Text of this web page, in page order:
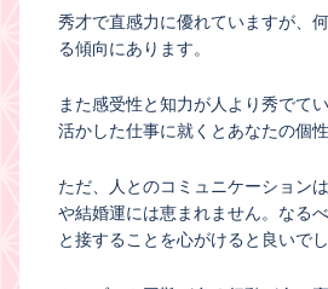
秀才で直感力に優れていますが、
る傾向にあります。
また感受性と知力が人より秀でて
活かした仕事に就くとあなたの個
ただ、人とのコミュニケーション
や結婚運には恵まれません。なる
と接することを心がけると良いでし